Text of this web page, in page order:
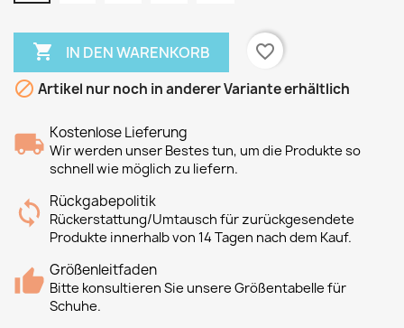
 IN DEN WARENKORB
favorite_border
 Artikel nur noch in anderer Variante erhältlich
Kostenlose Lieferung
Wir werden unser Bestes tun, um die Produkte so
schnell wie möglich zu liefern.
Rückgabepolitik
Rückerstattung/Umtausch für zurückgesendete
Produkte innerhalb von 14 Tagen nach dem Kauf.
Größenleitfaden
Bitte konsultieren Sie unsere Größentabelle für
Schuhe.